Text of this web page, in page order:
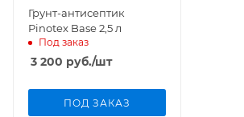
Грунт-антисептик
Pinotex Base 2,5 л
Под заказ
3 200 руб./шт
ПОД ЗАКАЗ